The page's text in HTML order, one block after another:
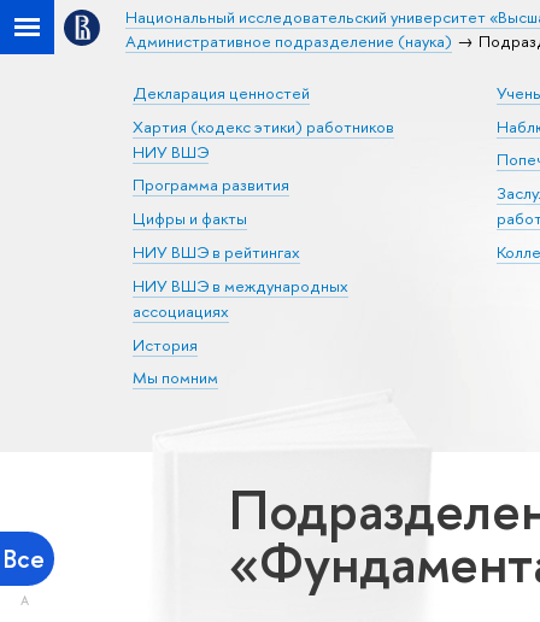
Национальный исследовательский университет
Административное подразделение (наука)
Декларация ценностей
Хартия (кодекс этики) работников
НИУ ВШЭ
Программа развития
Цифры и факты
НИУ ВШЭ в рейтингах
НИУ ВШЭ в международных
ассоциациях
История
Мы помним
Все
А